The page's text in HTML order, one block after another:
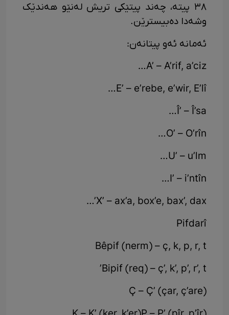
٣٨ پیتە، چەند پیتێکی تریش لەنێو هەندێک
وشەدا دەبیسترێن.
ئەمانە ئەو پیتانەن:
A’ – A’rif, a’ciz…
E’ – e’rebe, e’wir, E’lî…
Î’ – Î’sa…
O’ – O’rîn…
U’ – u’lm…
I’ – i’ntîn…
X’ – ax’a, box’e, bax’, dax’…
Pifdarî
Bêpif (nerm) – ç, k, p, r, t
Bipif (req) – ç’, k’, p’, r’, t’
Ç – Ç’ (çar, ç’are)